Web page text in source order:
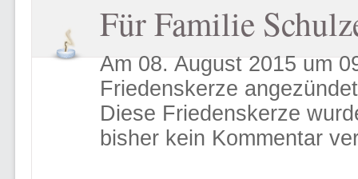
Für Familie
Am 08. August 2015 um
Friedenskerze
Diese Friedenskerze
bisher kein Kommentar